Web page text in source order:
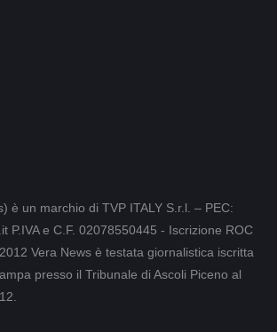
è un marchio di TVP ITALY S.r.l. – PEC:
P.IVA e C.F. 02078550445 - Iscrizione ROC
Vera News è testata giornalistica iscritta
presso il Tribunale di Ascoli Piceno al